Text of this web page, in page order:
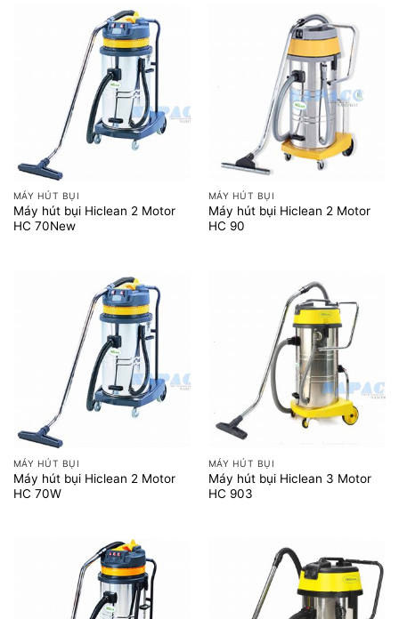
MÁY HÚT BỤI
Máy hút bụi Hiclean 2 Motor
HC 70New
MÁY HÚT BỤI
Máy hút bụi Hiclean 2 Motor
HC 90
MÁY HÚT BỤI
Máy hút bụi Hiclean 2 Motor
HC 70W
MÁY HÚT BỤI
Máy hút bụi Hiclean 3 Motor
HC 903